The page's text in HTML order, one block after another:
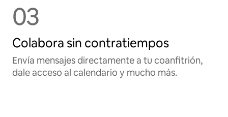
03
Colabora sin contratiempos
Envía mensajes directamente a tu coanfitrión,
dale acceso al calendario y mucho más.